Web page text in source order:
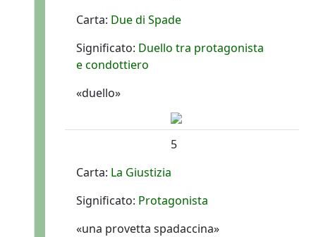
Carta: Due di Spade
Significato: Duello tra protagonista
e condottiero
«duello»
5
Carta: La Giustizia
Significato: Protagonista
«una provetta spadaccina»